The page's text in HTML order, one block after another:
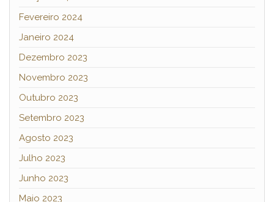
Fevereiro 2024
Janeiro 2024
Dezembro 2023
Novembro 2023
Outubro 2023
Setembro 2023
Agosto 2023
Julho 2023
Junho 2023
Maio 2023